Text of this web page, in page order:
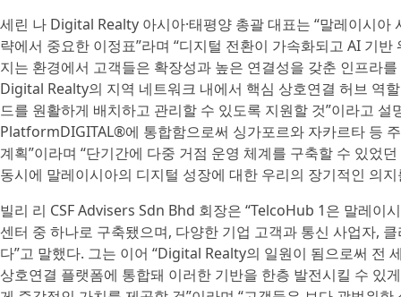
세린 나 Digital Realty 아시아·태평양 총괄 대표는 “말레이시
략에서 중요한 이정표”라며 “디지털 전환이 가속화되고 AI 기
지는 환경에서 고객들은 확장성과 높은 연결성을 갖춘 인프라
Digital Realty의 지역 네트워크 내에서 핵심 상호연결 허브 역
드를 원활하게 배치하고 관리할 수 있도록 지원할 것”이라고 설
PlatformDIGITAL®에 통합함으로써 싱가포르와 자카르타 등
계획”이라며 “단기간에 다중 거점 운영 체계를 구축할 수 있었
동시에 말레이시아의 디지털 성장에 대한 우리의 장기적인 의
빌리 리 CSF Advisers Sdn Bhd 회장은 “TelcoHub 1은 말레이
센터 중 하나로 구축됐으며, 다양한 기업 고객과 통신 사업자,
다”고 말했다. 그는 이어 “Digital Realty의 일원이 됨으로써 전
상호연결 플랫폼에 통합돼 이러한 기반을 한층 발전시킬 수 있